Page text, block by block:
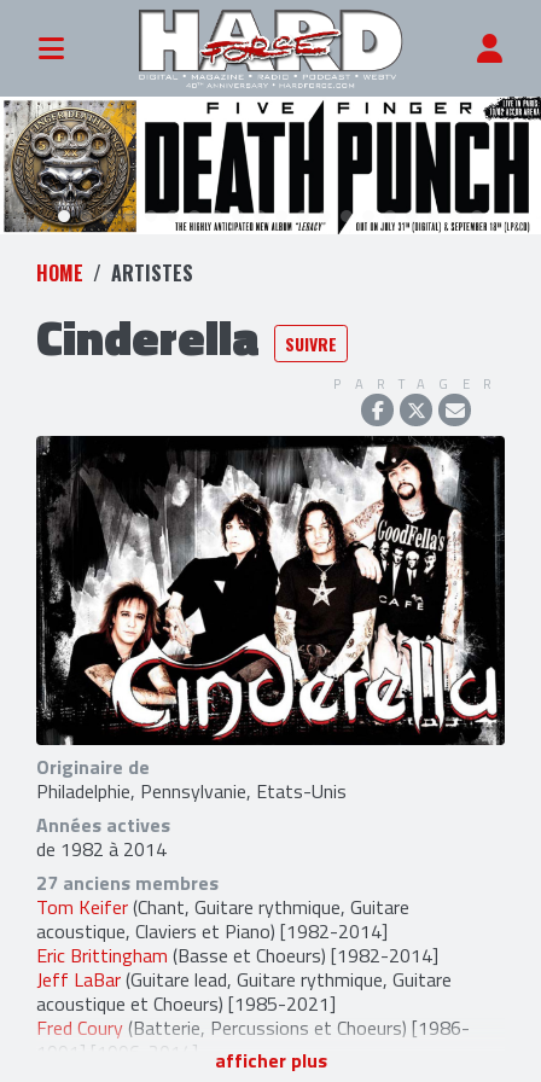
HOME ARTISTES
Cinderella SUIVRE
PARTAGER
Originaire de
Philadelphie, Pennsylvanie, Etats-Unis
Années actives
de 1982 à 2014
27 anciens membres
Tom Keifer(Chant, Guitare rythmique, Guitare
acoustique, Claviers et Piano) [1982-2014]
Eric Brittingham (Basse et Choeurs) [1982-2014]
Jeff LaBar(Guitare lead, Guitare rythmique, Guitare
acoustique et Choeurs) [1985-2021]
Fred Coury (Batterie, Percussions et Choeurs) [1986-
1991] [1996-2014]
afficher plus